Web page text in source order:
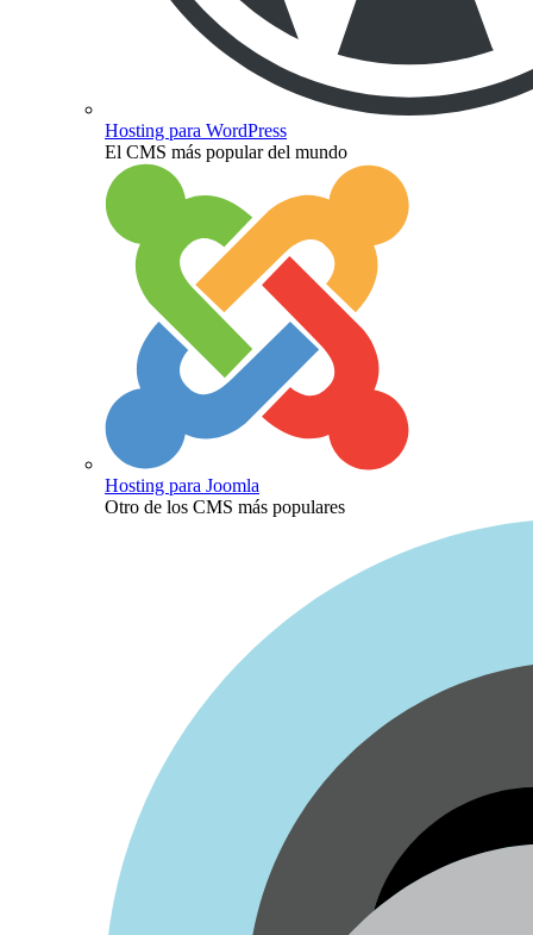
Hosting para WordPress
El CMS más popular del mundo
Hosting para Joomla
Otro de los CMS más populares